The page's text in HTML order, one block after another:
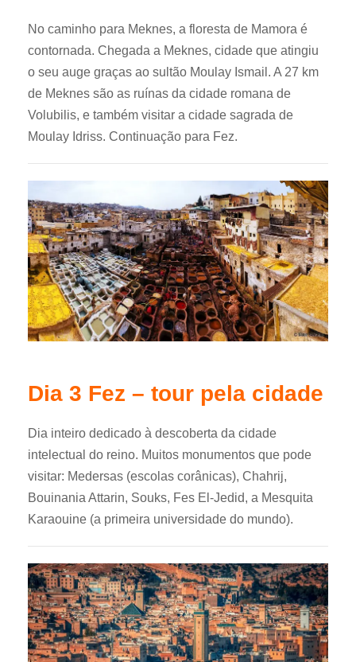
No caminho para Meknes, a floresta de Mamora é
contornada. Chegada a Meknes, cidade que atingiu
o seu auge graças ao sultão Moulay Ismail. A 27 km
de Meknes são as ruínas da cidade romana de
Volubilis, e também visitar a cidade sagrada de
Moulay Idriss. Continuação para Fez.
Dia 3 Fez – tour pela cidade
Dia inteiro dedicado à descoberta da cidade
intelectual do reino. Muitos monumentos que pode
visitar: Medersas (escolas corânicas), Chahrij,
Bouinania Attarin, Souks, Fes El-Jedid, a Mesquita
Karaouine (a primeira universidade do mundo).